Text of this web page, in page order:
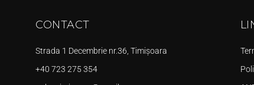
CONTACT
Strada 1 Decembrie nr.36, Timișoara
+40 723 275 354